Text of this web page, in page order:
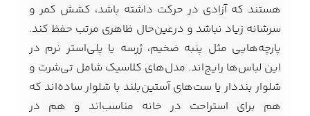
هستند که آزادی در حرکت داشته باشد، کشش کمر و
سرشانه زیاد نباشد و درعین‌حال ظاهری مرتب حفظ کند.
پارچه‌هایی مثل پنبه ضخیم، ژرسه یا پلی‌استر نرم در
این لباس‌ها رایج‌اند. مدل‌های کلاسیک شامل تی‌شرت و
شلوار بنددار یا ست‌های آستین‌بلند با شلوار ساده‌اند که
هم برای استراحت در خانه مناسب‌اند و هم در